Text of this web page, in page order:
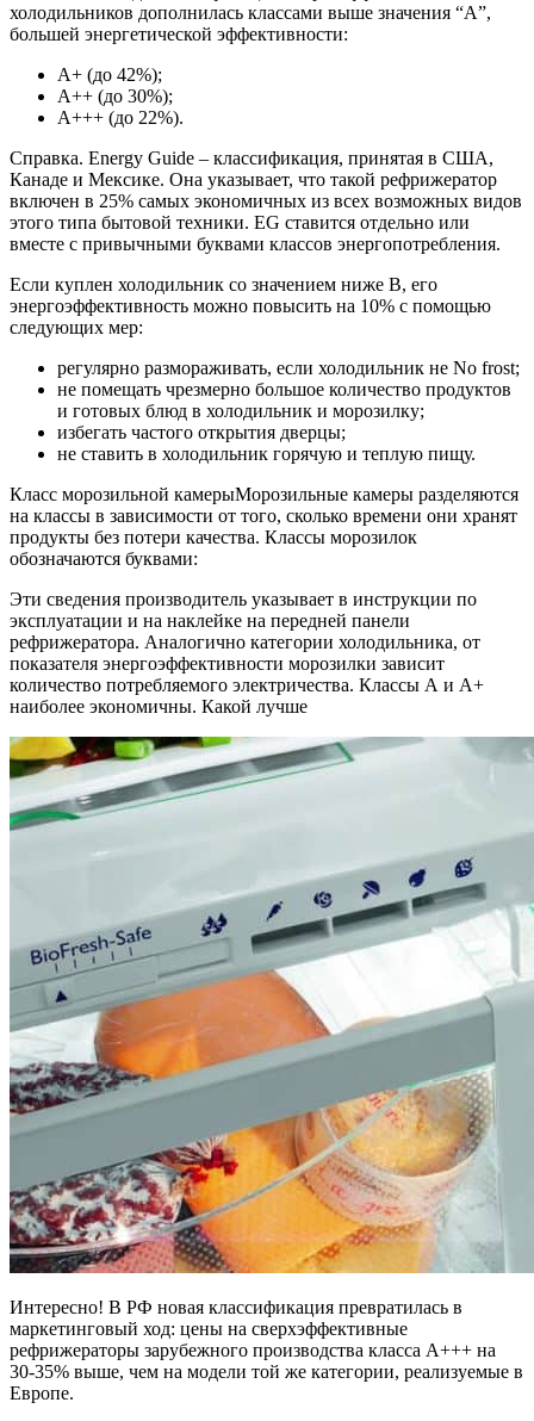
холодильников дополнилась классами выше значения “А”,
большей энергетической эффективности:
А+ (до 42%);
А++ (до 30%);
А+++ (до 22%).
Справка. Energy Guide – классификация, принятая в США,
Канаде и Мексике. Она указывает, что такой рефрижератор
включен в 25% самых экономичных из всех возможных видов
этого типа бытовой техники. ЕG ставится отдельно или
вместе с привычными буквами классов энергопотребления.
Если куплен холодильник со значением ниже В, его
энергоэффективность можно повысить на 10% с помощью
следующих мер:
регулярно размораживать, если холодильник не No frost;
не помещать чрезмерно большое количество продуктов
и готовых блюд в холодильник и морозилку;
избегать частого открытия дверцы;
не ставить в холодильник горячую и теплую пищу.
Класс морозильной камерыМорозильные камеры разделяются
на классы в зависимости от того, сколько времени они хранят
продукты без потери качества. Классы морозилок
обозначаются буквами:
Эти сведения производитель указывает в инструкции по
эксплуатации и на наклейке на передней панели
рефрижератора. Аналогично категории холодильника, от
показателя энергоэффективности морозилки зависит
количество потребляемого электричества. Классы А и А+
наиболее экономичны. Какой лучше
Интересно! В РФ новая классификация превратилась в
маркетинговый ход: цены на сверхэффективные
рефрижераторы зарубежного производства класса A+++ на
30-35% выше, чем на модели той же категории, реализуемые в
Европе.